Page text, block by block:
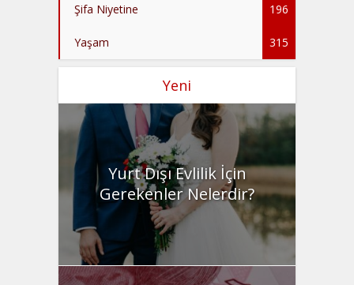
Şifa Niyetine 196
Yaşam 315
Yeni
Yurt Dışı Evlilik İçin
Gerekenler Nelerdir?